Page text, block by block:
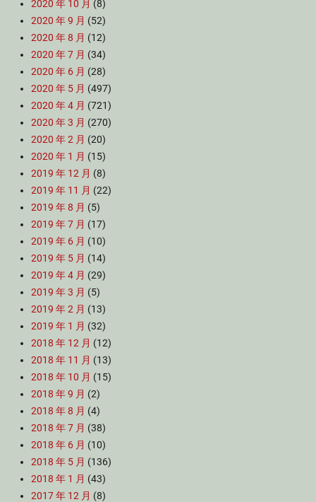
2020 年 10 月 (8)
2020 年 9 月 (52)
2020 年 8 月 (12)
2020 年 7 月 (34)
2020 年 6 月 (28)
2020 年 5 月 (497)
2020 年 4 月 (721)
2020 年 3 月 (270)
2020 年 2 月 (20)
2020 年 1 月 (15)
2019 年 12 月 (8)
2019 年 11 月 (22)
2019 年 8 月 (5)
2019 年 7 月 (17)
2019 年 6 月 (10)
2019 年 5 月 (14)
2019 年 4 月 (29)
2019 年 3 月 (5)
2019 年 2 月 (13)
2019 年 1 月 (32)
2018 年 12 月 (12)
2018 年 11 月 (13)
2018 年 10 月 (15)
2018 年 9 月 (2)
2018 年 8 月 (4)
2018 年 7 月 (38)
2018 年 6 月 (10)
2018 年 5 月 (136)
2018 年 1 月 (43)
2017 年 12 月 (8)